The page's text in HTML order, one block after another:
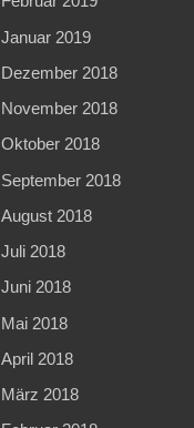
Januar 2019
Dezember 2018
November 2018
Oktober 2018
September 2018
August 2018
Juli 2018
Juni 2018
Mai 2018
April 2018
März 2018